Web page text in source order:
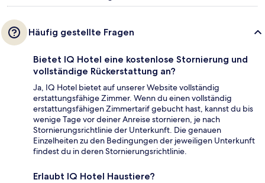
Häufig gestellte Fragen
Bietet IQ Hotel eine kostenlose Stornierung und
vollständige Rückerstattung an?
Ja, IQ Hotel bietet auf unserer Website vollständig
erstattungsfähige Zimmer. Wenn du einen vollständig
erstattungsfähigen Zimmertarif gebucht hast, kannst du bis
wenige Tage vor deiner Anreise stornieren, je nach
Stornierungsrichtlinie der Unterkunft. Die genauen
Einzelheiten zu den Bedingungen der jeweiligen Unterkunft
findest du in deren Stornierungsrichtlinie.
Erlaubt IQ Hotel Haustiere?